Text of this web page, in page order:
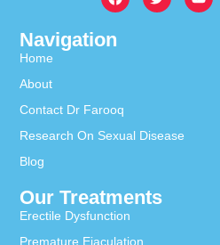
Navigation
Home
About
Contact Dr Farooq
Research On Sexual Disease
Blog
Our Treatments
Erectile Dysfunction
Premature Ejaculation